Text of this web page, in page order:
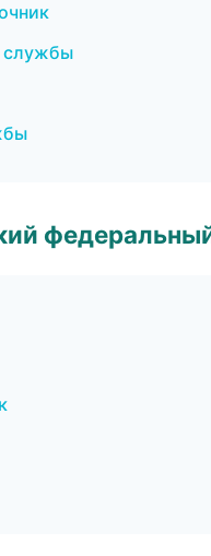
службы